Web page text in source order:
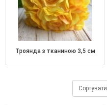
троянда з тканиною 3,5 см
Сортувати